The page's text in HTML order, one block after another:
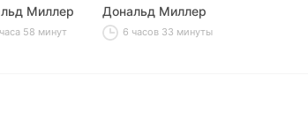
и
за 60
Миллер
58 минут
который
поможет фирме
набрать высоту
Дональд Миллер
6 часов 33 минуты